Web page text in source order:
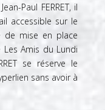
Paul FERRET, il
accessible sur le
de mise en place
Les Amis du Lundi
se réserve le
sans avoir à